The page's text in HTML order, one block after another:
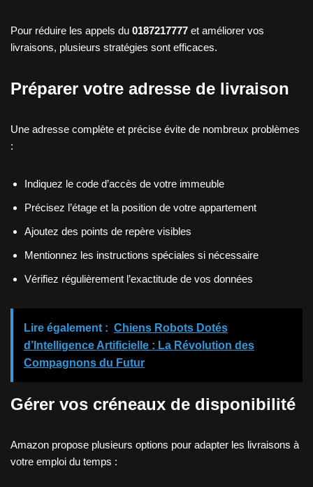
Pour réduire les appels du 0187217777 et améliorer vos
livraisons, plusieurs stratégies sont efficaces.
Préparer votre adresse de livraison
Une adresse complète et précise évite de nombreux problèmes
:
Indiquez le code d’accès de votre immeuble
Précisez l’étage et la position de votre appartement
Ajoutez des points de repère visibles
Mentionnez les instructions spéciales si nécessaire
Vérifiez régulièrement l’exactitude de vos données
Lire également : Chiens Robots Dotés
d’Intelligence Artificielle : La Révolution des
Compagnons du Futur
Gérer vos créneaux de disponibilité
Amazon propose plusieurs options pour adapter les livraisons à
votre emploi du temps :